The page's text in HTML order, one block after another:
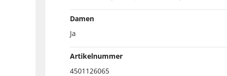
Damen
Ja
Artikelnummer
4501126065